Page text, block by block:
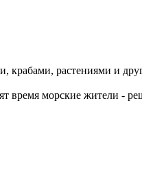
растениями и
время морские жители -